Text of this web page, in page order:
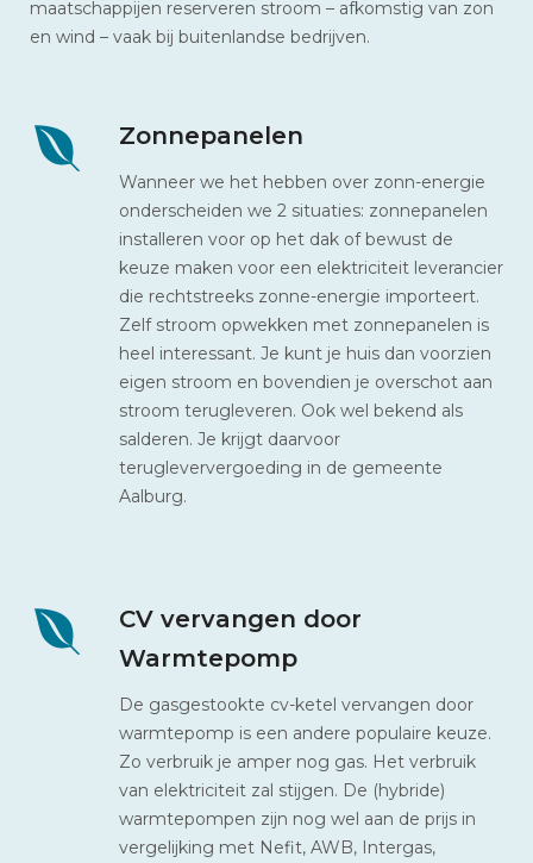
maatschappijen reserveren stroom – afkomstig van zon
en wind – vaak bij buitenlandse bedrijven.
Zonnepanelen
Wanneer we het hebben over zonn-energie
onderscheiden we 2 situaties: zonnepanelen
installeren voor op het dak of bewust de
keuze maken voor een elektriciteit leverancier
die rechtstreeks zonne-energie importeert.
Zelf stroom opwekken met zonnepanelen is
heel interessant. Je kunt je huis dan voorzien
eigen stroom en bovendien je overschot aan
stroom terugleveren. Ook wel bekend als
salderen. Je krijgt daarvoor
terugleververgoeding in de gemeente
Aalburg.
CV vervangen door
Warmtepomp
De gasgestookte cv-ketel vervangen door
warmtepomp is een andere populaire keuze.
Zo verbruik je amper nog gas. Het verbruik
van elektriciteit zal stijgen. De (hybride)
warmtepompen zijn nog wel aan de prijs in
vergelijking met Nefit, AWB, Intergas,